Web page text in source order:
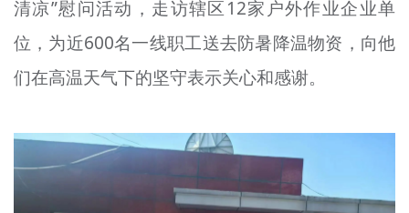
榜样人物
+
身边好人
北京宣传文化引导基金
宣传思想文化人才
清凉”慰问活动，走访辖区12家户外作业企业单
位，为近600名一线职工送去防暑降温物资，向他
们在高温天气下的坚守表示关心和感谢。